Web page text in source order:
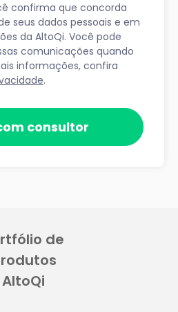
confirma que concorda
seus dados pessoais e em
da AltoQi. Você pode
comunicações quando
informações, confira
.
de
AltoQi